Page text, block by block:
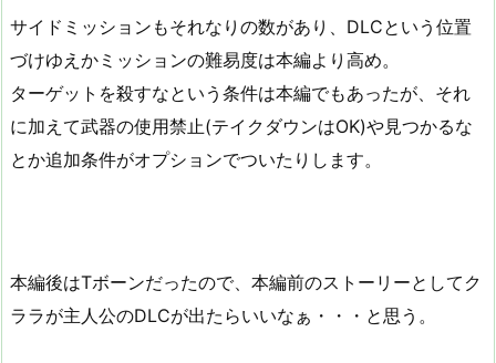
サイドミッションもそれなりの数があり、DLCという位置
づけゆえかミッションの難易度は本編より高め。
ターゲットを殺すなという条件は本編でもあったが、それ
に加えて武器の使用禁止(テイクダウンはOK)や見つかるな
とか追加条件がオプションでついたりします。
本編後はTボーンだったので、本編前のストーリーとしてク
ララが主人公のDLCが出たらいいなぁ・・・と思う。